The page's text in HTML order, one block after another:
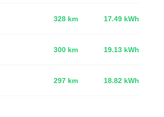
328 km 17.49 kWh
300 km 19.13 kWh
297 km 18.82 kWh